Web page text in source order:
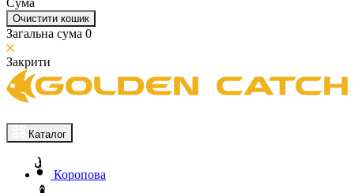
Сума
Очистити кошик
Загальна сума 0
Закрити
Каталог
Коропова